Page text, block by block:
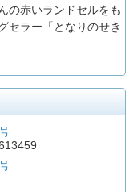
の赤いランドセルをも
セラー「となりのせき